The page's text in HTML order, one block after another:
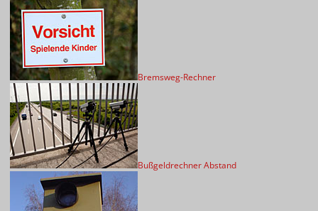
Bremsweg-Rechner
Bußgeldrechner Abstand